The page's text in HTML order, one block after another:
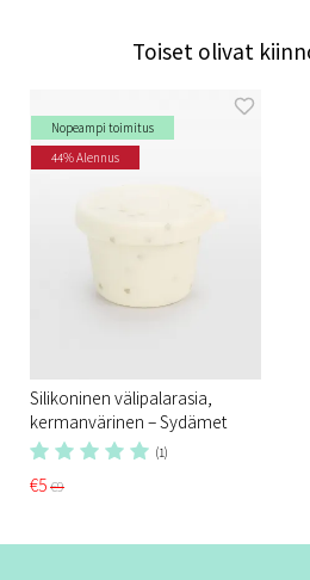
Toiset olivat
Nopeampi toimitus
44% Alennus
Silikoninen välipalarasia,
kermanvärinen – Sydämet
(1)
€5€9